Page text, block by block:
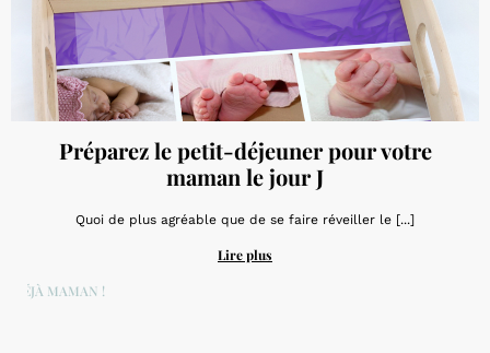
Préparez le petit-déjeuner pour votre
maman le jour J
Quoi de plus agréable que de se faire réveiller le [...]
Lire plus
DÉJÀ MAMAN !